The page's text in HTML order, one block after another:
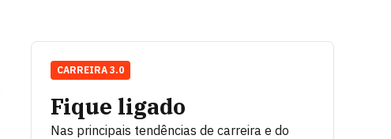
Fique ligado
Nas principais tendências de carreira e do
CARREIRA 3.0